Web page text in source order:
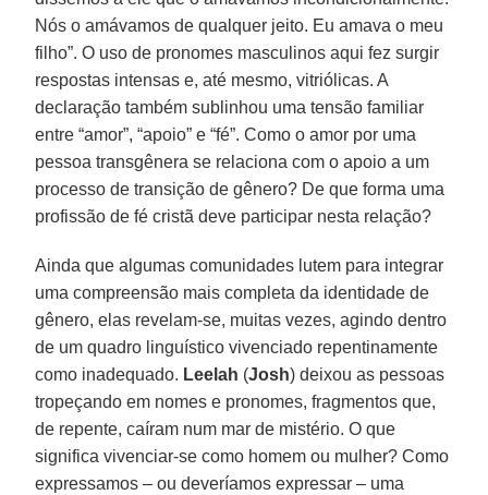
Nós o amávamos de qualquer jeito. Eu amava o meu
filho”. O uso de pronomes masculinos aqui fez surgir
respostas intensas e, até mesmo, vitriólicas. A
declaração também sublinhou uma tensão familiar
entre “amor”, “apoio” e “fé”. Como o amor por uma
pessoa transgênera se relaciona com o apoio a um
processo de transição de gênero? De que forma uma
profissão de fé cristã deve participar nesta relação?
Ainda que algumas comunidades lutem para integrar
uma compreensão mais completa da identidade de
gênero, elas revelam-se, muitas vezes, agindo dentro
de um quadro linguístico vivenciado repentinamente
como inadequado. Leelah (Josh) deixou as pessoas
tropeçando em nomes e pronomes, fragmentos que,
de repente, caíram num mar de mistério. O que
significa vivenciar-se como homem ou mulher? Como
expressamos – ou deveríamos expressar – uma